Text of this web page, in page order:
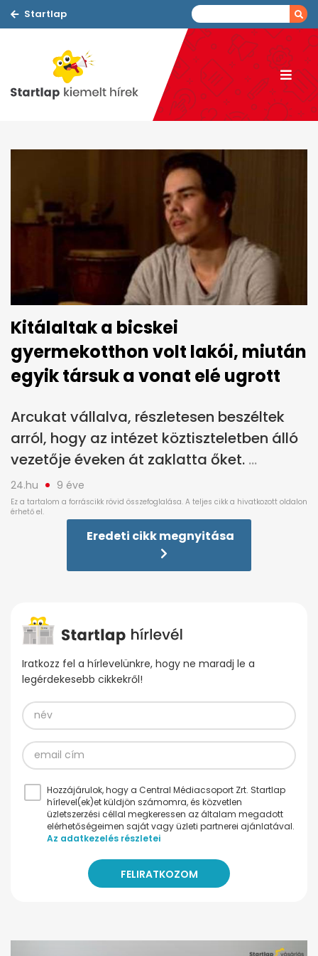
Startlap
Kitálaltak a bicskei
gyermekotthon volt lakói, miután
egyik társuk a vonat elé ugrott
Arcukat vállalva, részletesen beszéltek
arról, hogy az intézet köztiszteletben álló
vezetője éveken át zaklatta őket.
24.hu 9 éve
Eredeti cikk megnyitása
Iratkozz fel a hírlevelünkre, hogy ne maradj le a
legérdekesebb cikkekről!
Hozzájárulok, hogy a Central Médiacsoport Zrt. Startlap
hírlevel(ek)et küldjön számomra, és közvetlen
üzletszerzési céllal megkeressen az általam megadott
elérhetőségeimen saját vagy üzleti partnerei ajánlatával.
Az adatkezelés részletei